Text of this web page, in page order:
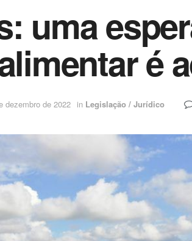
uma
é
dezembro de 2022 in Legislação / Jurídico